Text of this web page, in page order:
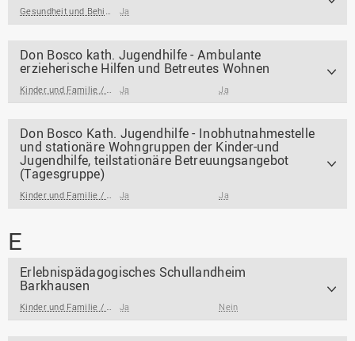
Gesundheit und Behinderung Ja
Don Bosco kath. Jugendhilfe - Ambulante
erzieherische Hilfen und Betreutes Wohnen
Kinder und Familie / Jugendarbeit / Jugendsozialarbeit Ja Ja
Don Bosco Kath. Jugendhilfe - Inobhutnahmestelle
und stationäre Wohngruppen der Kinder-und
Jugendhilfe, teilstationäre Betreuungsangebot
(Tagesgruppe)
Kinder und Familie / Jugendarbeit / Jugendsozialarbeit Ja Ja
E
Erlebnispädagogisches Schullandheim
Barkhausen
Kinder und Familie / Jugendarbeit / Jugendsozialarbeit Ja Nein